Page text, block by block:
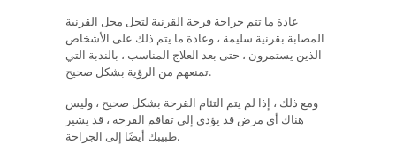
عادة ما تتم جراحة قرحة القرنية لتحل محل القرنية
المصابة بقرنية سليمة ، وعادة ما يتم ذلك على الأشخاص
الذين يستمرون ، حتى بعد العلاج المناسب ، بالندبة التي
تمنعهم من الرؤية بشكل صحيح.
ومع ذلك ، إذا لم يتم التئام القرحة بشكل صحيح ، وليس
هناك أي مرض قد يؤدي إلى تفاقم القرحة ، قد يشير
طبيبك أيضًا إلى الجراحة.